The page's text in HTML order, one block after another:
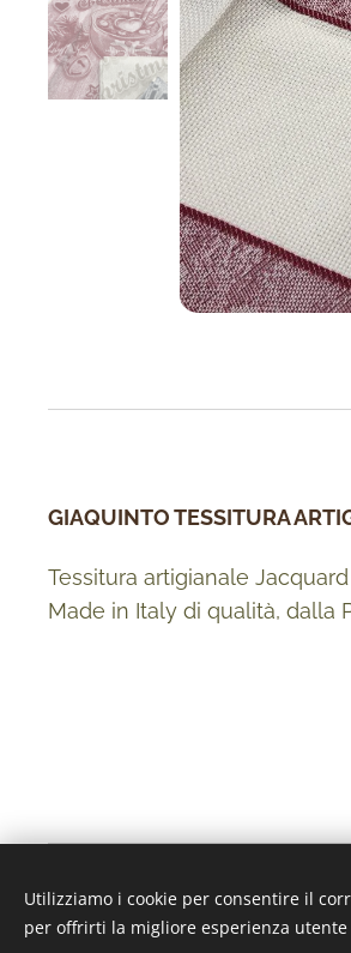
GIAQUINTO TESSITURA
Tessitura artigianale Jacquard
Made in Italy di qualità, dalla
Termini e condizioni
Sito web e shop online creato con
Utilizziamo i cookie per consentire il
per offrirti la migliore esperienza utente